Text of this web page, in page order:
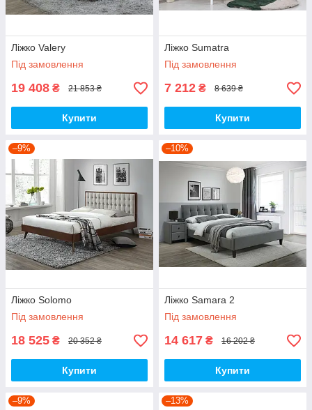
Ліжко Valery
Під замовлення
19 408 ₴ 21 853 ₴
Купити
Ліжко Sumatra
Під замовлення
7 212 ₴ 8 639 ₴
Купити
–9%
Ліжко Solomo
Під замовлення
18 525 ₴ 20 352 ₴
Купити
–10%
Ліжко Samara 2
Під замовлення
14 617 ₴ 16 202 ₴
Купити
–9% –13%